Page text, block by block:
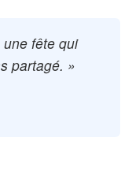
une fête qui
partagé. »